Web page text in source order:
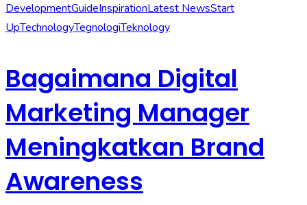
DevelopmentGuideInspirationLatest NewsStart
UpTechnologyTegnologiTeknology
Bagaimana Digital
Marketing Manager
Meningkatkan Brand
Awareness